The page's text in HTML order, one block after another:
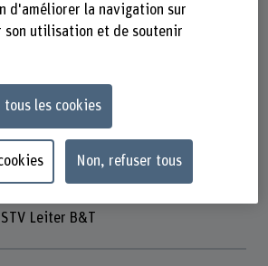
Leiter B&T
d'améliorer la navigation sur
son utilisation et de soutenir
les cookies
Non, refuser tous